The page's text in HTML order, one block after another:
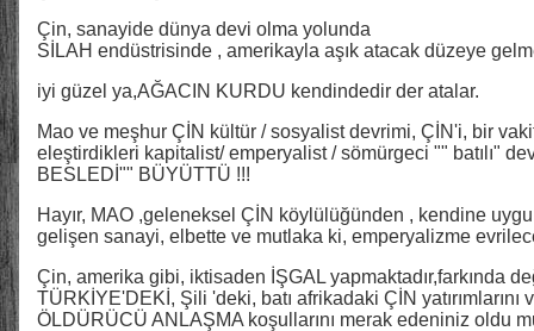
Çin, sanayide dünya devi olma yolunda
SİLAH endüstrisinde , amerikayla aşık atacak düzeye
iyi güzel ya,AĞACIN KURDU kendindedir der atalar.
Mao ve meşhur ÇİN kültür / sosyalist devrimi, ÇİN'i, bir
eleştirdikleri kapitalist/ emperyalist / sömürgeci "" batılı"
BESLEDİ"" BÜYÜTTÜ !!!
Hayır, MAO ,geleneksel ÇİN köylülüğünden , kendine
gelişen sanayi, elbette ve mutlaka ki, emperyalizme
Çin, amerika gibi, iktisaden İŞGAL yapmaktadır,farkında
TÜRKİYE'DEKİ, Şili 'deki, batı afrikadaki ÇİN yatırımlarını
ÖLDÜRÜCÜ ANLAŞMA koşullarını merak edeniniz oldu